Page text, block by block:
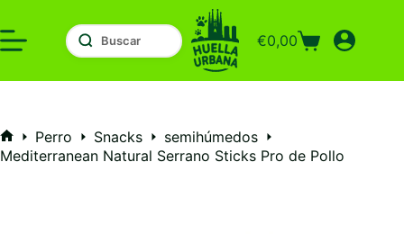
al
contenido
Carro
compra
€0,00
Inicio
Perro Snacks
semihúmedos
Mediterranean Natural Serrano Sticks Pro de Pollo